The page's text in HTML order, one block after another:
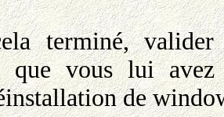
terminé,
que vous lui
de